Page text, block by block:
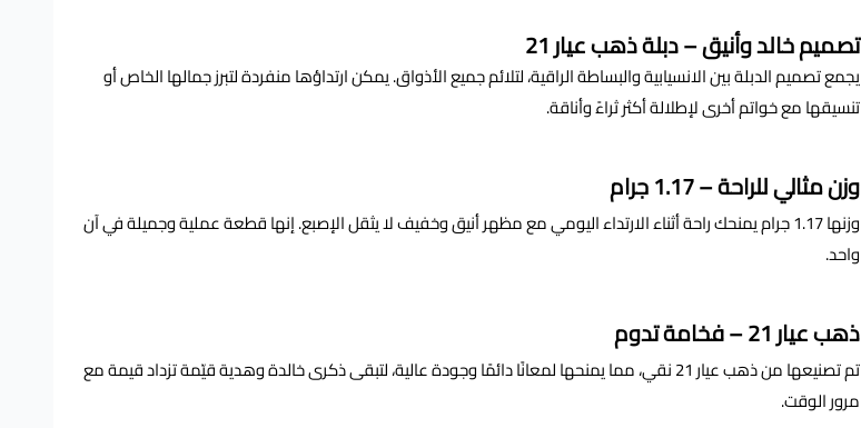
تصميم خالد وأنيق – دبلة ذهب عيار 21
يجمع تصميم الدبلة بين الانسيابية والبساطة الراقية، لتلائم جميع الأذواق. يمكن ارتداؤها منفردة لتبرز جمالها الخاص أو
تنسيقها مع خواتم أخرى لإطلالة أكثر ثراءً وأناقة.
وزن مثالي للراحة – 1.17 جرام
وزنها 1.17 جرام يمنحك راحة أثناء الارتداء اليومي مع مظهر أنيق وخفيف لا يثقل الإصبع. إنها قطعة عملية وجميلة في آن
واحد.
ذهب عيار 21 – فخامة تدوم
تم تصنيعها من ذهب عيار 21 نقي، مما يمنحها لمعانًا دائمًا وجودة عالية، لتبقى ذكرى خالدة وهدية قيّمة تزداد قيمة مع
مرور الوقت.